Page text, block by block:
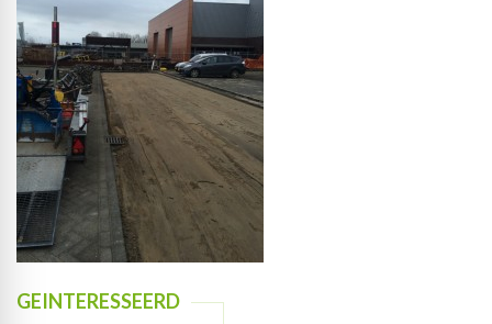
GEINTERESSEERD